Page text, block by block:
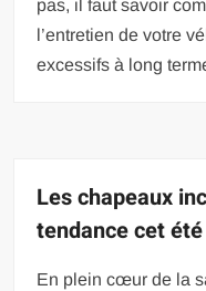
pas, il faut savoir
l’entretien de votre
excessifs à long
Les chapeaux
tendance cet été
En plein cœur de la